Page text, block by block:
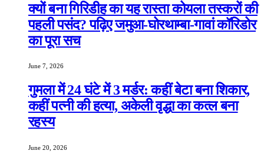
क्यों बना गिरिडीह का यह रास्ता कोयला तस्करों की
पहली पसंद? पढ़िए जमुआ-घोरथाम्बा-गावां कॉरिडोर
का पूरा सच
June 7, 2026
गुमला में 24 घंटे में 3 मर्डर: कहीं बेटा बना शिकार,
कहीं पत्नी की हत्या, अकेली वृद्धा का कत्ल बना
रहस्य
June 20, 2026